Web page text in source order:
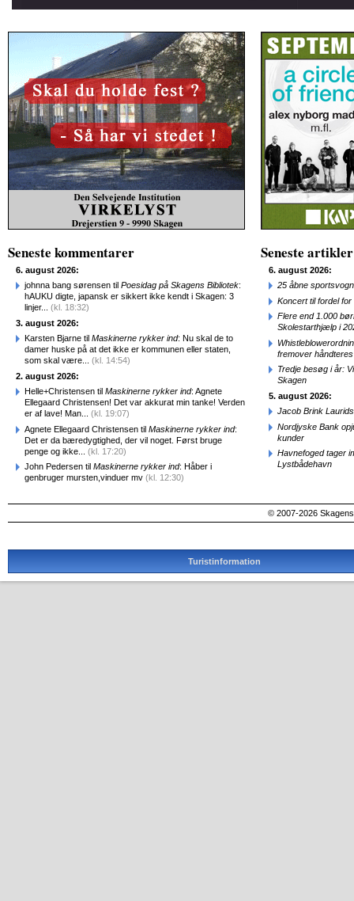
Seneste kommentarer
6. august 2026:
johnna bang sørensen til Poesidag på Skagens Bibliotek:
hAUKU digte, japansk er sikkert ikke kendt i Skagen: 3
linjer... (kl. 18:32)
3. august 2026:
Karsten Bjarne til Maskinerne rykker ind: Nu skal de to
damer huske på at det ikke er kommunen eller staten,
som skal være... (kl. 14:54)
2. august 2026:
Helle+Christensen til Maskinerne rykker ind: Agnete
Ellegaard Christensen! Det var akkurat min tanke! Verden
er af lave! Man... (kl. 19:07)
Agnete Ellegaard Christensen til Maskinerne rykker ind:
Det er da bæredygtighed, der vil noget. Først bruge
penge og ikke... (kl. 17:20)
John Pedersen til Maskinerne rykker ind: Håber i
genbruger mursten,vinduer mv (kl. 12:30)
Seneste artikler
6. august 2026:
25 åbne
Koncert til fordel
Flere end 1.000
Skolestarthjælp i
fremover
Tredje besøg i år:
Skagen
5. august 2026:
Jacob Brink
Nordjyske Bank
kunder
Havnefoged tager
Lystbådehavn
© 2007-2026
Turistinformation